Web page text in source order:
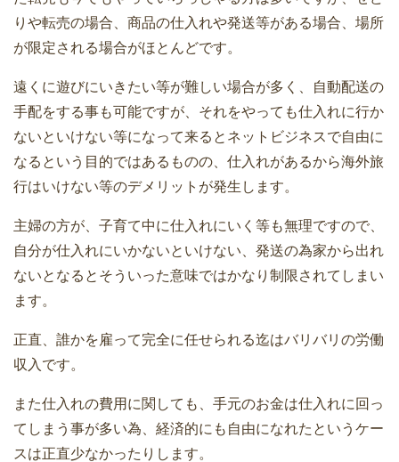
りや転売の場合、商品の仕入れや発送等がある場合、場所
が限定される場合がほとんどです。
遠くに遊びにいきたい等が難しい場合が多く、自動配送の
手配をする事も可能ですが、それをやっても仕入れに行か
ないといけない等になって来るとネットビジネスで自由に
なるという目的ではあるものの、仕入れがあるから海外旅
行はいけない等のデメリットが発生します。
主婦の方が、子育て中に仕入れにいく等も無理ですので、
自分が仕入れにいかないといけない、発送の為家から出れ
ないとなるとそういった意味ではかなり制限されてしまい
ます。
正直、誰かを雇って完全に任せられる迄はバリバリの労働
収入です。
また仕入れの費用に関しても、手元のお金は仕入れに回っ
てしまう事が多い為、経済的にも自由になれたというケー
スは正直少なかったりします。